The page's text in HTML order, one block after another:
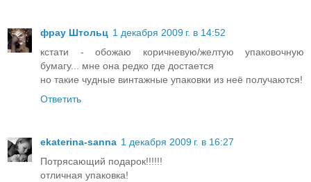
фрау Штольц 1 декабря 2009 г. в 14:52
кстати - обожаю коричневую/желтую упаковочную
бумагу... мне она редко где достается
но такие чудные винтажные упаковки из неё получаются!
Ответить
ekaterina-sanna 1 декабря 2009 г. в 16:27
Потрясающий подарок!!!!!!
отличная упаковка!